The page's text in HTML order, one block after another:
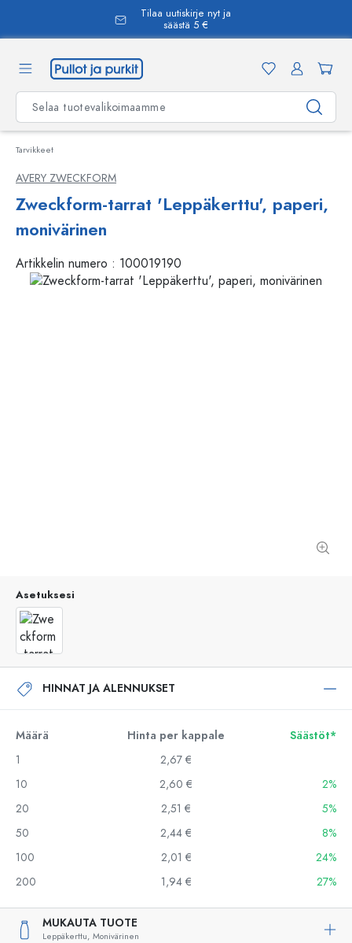
Tilaa uutiskirje nyt ja
säästä 5 €
Tarvikkeet
AVERY ZWECKFORM
Zweckform-tarrat 'Leppäkerttu', paperi,
monivärinen
Artikkelin numero : 100019190
Asetuksesi
HINNAT JA ALENNUKSET
Määrä Hinta per kappale
Säästöt*
1
2,67 €
10
2,60 €
2%
20
2,51 €
5%
50
2,44 €
8%
100
2,01 €
24%
200
1,94 € 27%
MUKAUTA TUOTE
Leppäkerttu, Monivärinen